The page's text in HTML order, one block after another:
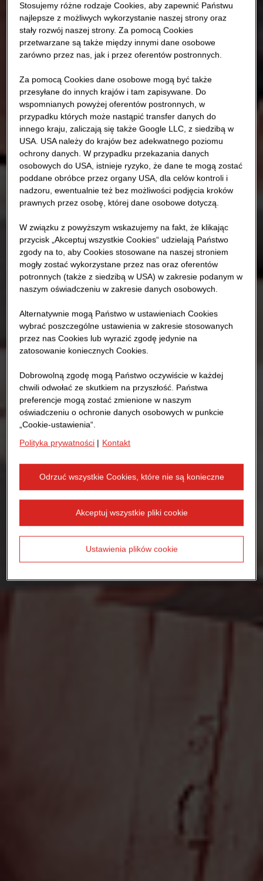
Stosujemy różne rodzaje Cookies, aby zapewnić Państwu
najlepsze z możliwych wykorzystanie naszej strony oraz
stały rozwój naszej strony. Za pomocą Cookies
przetwarzane są także między innymi dane osobowe
zarówno przez nas, jak i przez oferentów postronnych.
Za pomocą Cookies dane osobowe mogą być także
przesyłane do innych krajów i tam zapisywane. Do
wspomnianych powyżej oferentów postronnych, w
przypadku których może nastąpić transfer danych do
innego kraju, zaliczają się także Google LLC, z siedzibą w
USA. USA należy do krajów bez adekwatnego poziomu
ochrony danych. W przypadku przekazania danych
osobowych do USA, istnieje ryzyko, że dane te mogą zostać
poddane obróbce przez organy USA, dla celów kontroli i
nadzoru, ewentualnie też bez możliwości podjęcia kroków
prawnych przez osobę, której dane osobowe dotyczą.
W związku z powyższym wskazujemy na fakt, że klikając
przycisk „Akceptuj wszystkie Cookies“ udzielają Państwo
zgody na to, aby Cookies stosowane na naszej stroniem
mogły zostać wykorzystane przez nas oraz oferentów
potronnych (także z siedzibą w USA) w zakresie podanym w
naszym oświadczeniu w zakresie danych osobowych.
Alternatywnie mogą Państwo w ustawieniach Cookies
wybrać poszczególne ustawienia w zakresie stosowanych
przez nas Cookies lub wyrazić zgodę jedynie na
zatosowanie koniecznych Cookies.
Dobrowolną zgodę mogą Państwo oczywiście w każdej
chwili odwołać ze skutkiem na przyszłość. Państwa
preferencje mogą zostać zmienione w naszym
oświadczeniu o ochronie danych osobowych w punkcie
„Cookie-ustawienia“.
Polityka prywatności | Kontakt
Odrzuć wszystkie Cookies, które nie są konieczne
Akceptuj wszystkie pliki cookie
Ustawienia plików cookie